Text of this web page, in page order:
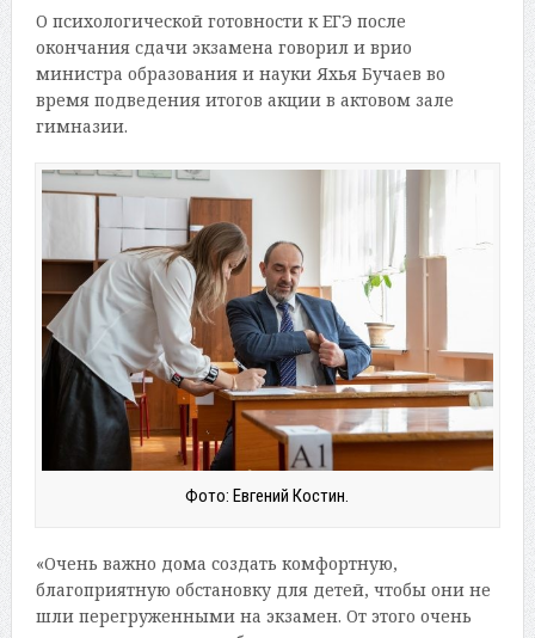
О психологической готовности к ЕГЭ после
окончания сдачи экзамена говорил и врио
министра образования и науки Яхья Бучаев во
время подведения итогов акции в актовом зале
гимназии.
Фото: Евгений Костин.
«Очень важно дома создать комфортную,
благоприятную обстановку для детей, чтобы они не
шли перегруженными на экзамен. От этого очень